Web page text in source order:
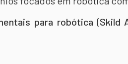
para robótica (Skild